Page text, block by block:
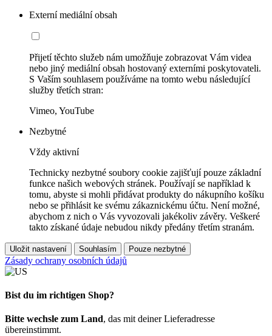
Externí mediální obsah
Přijetí těchto služeb nám umožňuje zobrazovat Vám videa
nebo jiný mediální obsah hostovaný externími poskytovateli.
S Vaším souhlasem používáme na tomto webu následující
služby třetích stran:
Vimeo, YouTube
Nezbytné
Vždy aktivní
Technicky nezbytné soubory cookie zajišťují pouze základní
funkce našich webových stránek. Používají se například k
tomu, abyste si mohli přidávat produkty do nákupního košíku
nebo se přihlásit ke svému zákaznickému účtu. Není možné,
abychom z nich o Vás vyvozovali jakékoliv závěry. Veškeré
takto získané údaje nebudou nikdy předány třetím stranám.
Uložit nastavení Souhlasím Pouze nezbytné
Zásady ochrany osobních údajů
Bist du im richtigen Shop?
Bitte wechsle zum Land, das mit deiner Lieferadresse
übereinstimmt.